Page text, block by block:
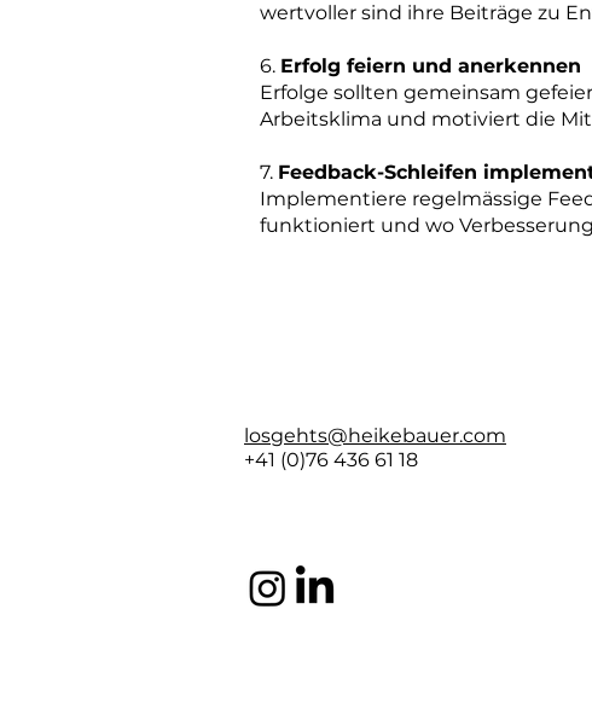
wertvoller sind ihre Beiträge zu
6. Erfolg feiern und anerkennen
Erfolge sollten gemeinsam
Arbeitsklima und motiviert die
7. Feedback-Schleifen
Implementiere regelmässige
funktioniert und wo
losgehts@heikebauer.com
+41 (0)76 436 61 18